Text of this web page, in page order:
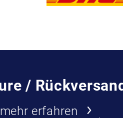
/
mehr erfahren